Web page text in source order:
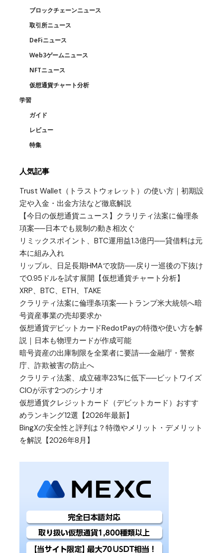
ブロックチェーンニュース
取引所ニュース
DeFiニュース
Web3ゲームニュース
NFTニュース
仮想通貨チャート分析
学習
ガイド
レビュー
特集
人気記事
Trust Wallet（トラストウォレット）の使い方｜初期設
定や入金・出金方法など徹底解説
【今日の仮想通貨ニュース】クラリティ法案に倫理条
項案──日本でも規制の動き相次ぐ
リミックスポイント、BTC運用益1.3億円──貸借料は元
本に組み入れ
リップル、日足長期HMAで攻防──戻り一巡後の下抜け
で0.95ドルを試す展開【仮想通貨チャート分析】
XRP、BTC、ETH、TAKE
クラリティ法案に倫理条項案──トランプ米大統領へ暗
号資産事業の売却要求か
仮想通貨デビットカードRedotPayの特徴や使い方を解
説｜日本も物理カードが作成可能
暗号資産の出庫制限を全業者に要請──金融庁・警察
庁、詐欺被害の防止へ
クラリティ法案、成立確率23%に低下──ビットワイズ
CIOが示す2つのシナリオ
仮想通貨クレジットカード（デビットカード）おすす
めランキング12選【2026年最新】
BingXの安全性と評判は？特徴やメリット・デメリット
を解説【2026年8月】